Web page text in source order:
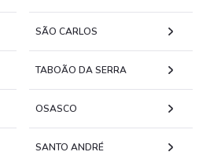
SÃO CARLOS
TABOÃO DA SERRA
OSASCO
SANTO ANDRÉ